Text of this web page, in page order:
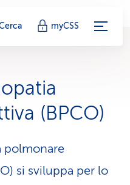
myCSS
(BPCO)
polmonare
si sviluppa per lo